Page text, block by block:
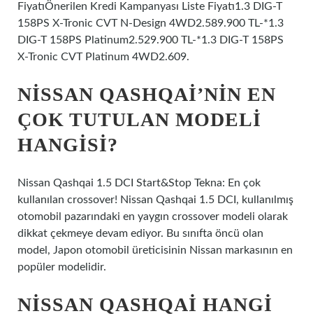
FiyatıÖnerilen Kredi Kampanyası Liste Fiyatı1.3 DIG-T
158PS X-Tronic CVT N-Design 4WD2.589.900 TL-*1.3
DIG-T 158PS Platinum2.529.900 TL-*1.3 DIG-T 158PS
X-Tronic CVT Platinum 4WD2.609.
NISSAN QASHQAI’NIN EN
ÇOK TUTULAN MODELI
HANGISI?
Nissan Qashqai 1.5 DCI Start&Stop Tekna: En çok
kullanılan crossover! Nissan Qashqai 1.5 DCI, kullanılmış
otomobil pazarındaki en yaygın crossover modeli olarak
dikkat çekmeye devam ediyor. Bu sınıfta öncü olan
model, Japon otomobil üreticisinin Nissan markasının en
popüler modelidir.
NISSAN QASHQAI HANGI